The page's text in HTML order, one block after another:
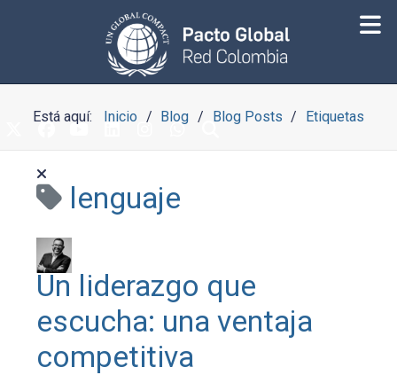
Está aquí: Inicio Blog Blog Posts Etiquetas
lenguaje
Un liderazgo que
escucha: una ventaja
competitiva